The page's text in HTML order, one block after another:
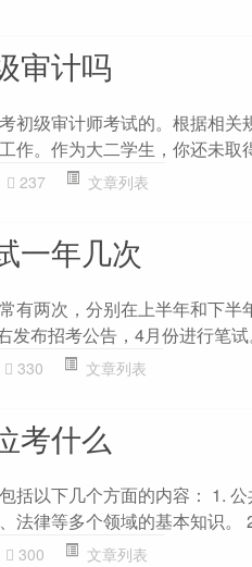
审计吗
初级审计师考试的。根据相
作。作为大二学生，你还未取
237 文章列表
一年几次
有两次，分别在上半年和下
发布招考公告，4月份进行笔试
330 文章列表
考什么
括以下几个方面的内容： 1.
法律等多个领域的基本知识。
300 文章列表